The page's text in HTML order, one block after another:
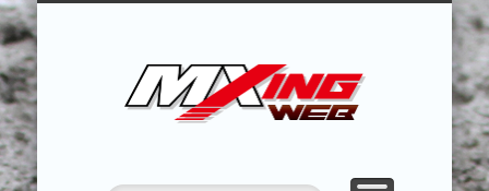
トク
HOME
TOPICS
ABOUT MX
RESULTS
REPORT
MXING & MXING＋PLUS
HYPER MXING
CONTACT